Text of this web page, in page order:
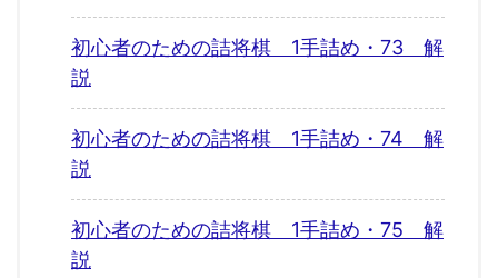
初心者のための詰将棋 1手詰め・73 解
説
初心者のための詰将棋 1手詰め・74 解
説
初心者のための詰将棋 1手詰め・75 解
説